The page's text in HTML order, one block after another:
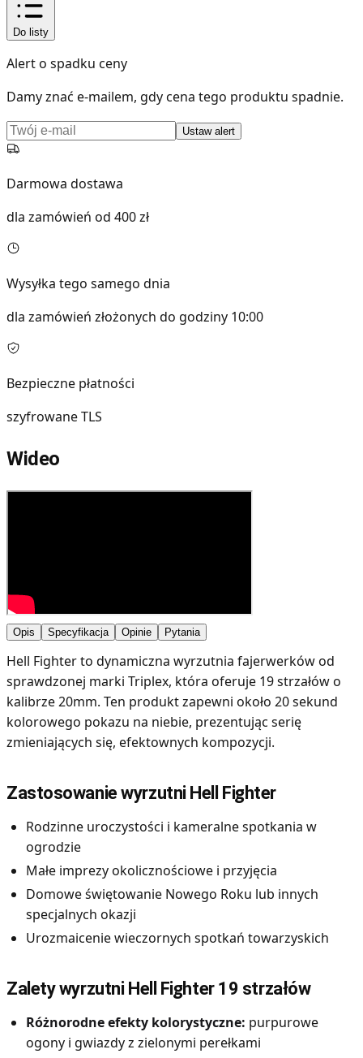
Do listy
Alert o spadku ceny
Damy znać e-mailem, gdy cena tego produktu spadnie.
Ustaw alert
Darmowa dostawa
dla zamówień od 400 zł
Wysyłka tego samego dnia
dla zamówień złożonych do godziny 10:00
Bezpieczne płatności
szyfrowane TLS
Wideo
Opis Specyfikacja Opinie Pytania
Hell Fighter to dynamiczna wyrzutnia fajerwerków od
sprawdzonej marki Triplex, która oferuje 19 strzałów o
kalibrze 20mm. Ten produkt zapewni około 20 sekund
kolorowego pokazu na niebie, prezentując serię
zmieniających się, efektownych kompozycji.
Zastosowanie wyrzutni Hell Fighter
Rodzinne uroczystości i kameralne spotkania w
ogrodzie
Małe imprezy okolicznościowe i przyjęcia
Domowe świętowanie Nowego Roku lub innych
specjalnych okazji
Urozmaicenie wieczornych spotkań towarzyskich
Zalety wyrzutni Hell Fighter 19 strzałów
Różnorodne efekty kolorystyczne: purpurowe
ogony i gwiazdy z zielonymi perełkami